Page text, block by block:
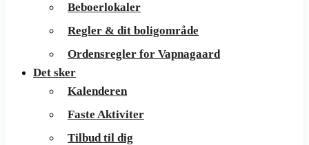
Beboerlokaler
Regler & dit boligområde
Ordensregler for Vapnagaard
Det sker
Kalenderen
Faste Aktiviter
Tilbud til dig